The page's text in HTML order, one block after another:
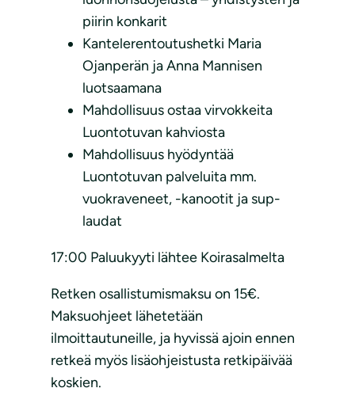
piirin konkarit
Kantelerentoutushetki Maria
Ojanperän ja Anna Mannisen
luotsaamana
Mahdollisuus ostaa virvokkeita
Luontotuvan kahviosta
Mahdollisuus hyödyntää
Luontotuvan palveluita mm.
vuokraveneet, -kanootit ja sup-
laudat
17:00 Paluukyyti lähtee Koirasalmelta
Retken osallistumismaksu on 15€.
Maksuohjeet lähetetään
ilmoittautuneille, ja hyvissä ajoin ennen
retkeä myös lisäohjeistusta retkipäivää
koskien.